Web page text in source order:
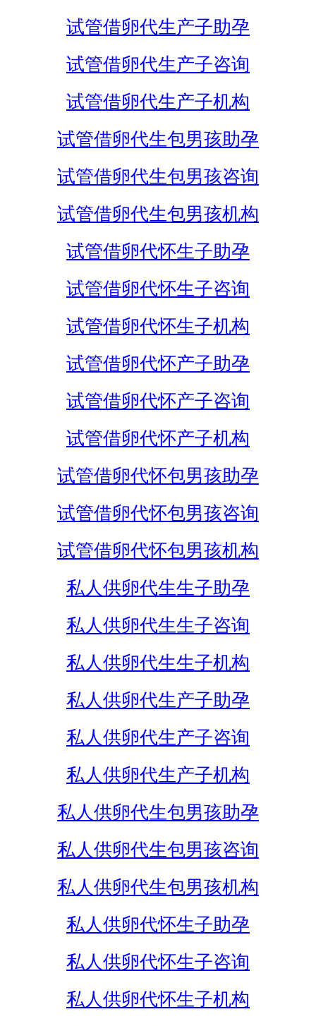
试管借卵代生产子助孕
试管借卵代生产子咨询
试管借卵代生产子机构
试管借卵代生包男孩助孕
试管借卵代生包男孩咨询
试管借卵代生包男孩机构
试管借卵代怀生子助孕
试管借卵代怀生子咨询
试管借卵代怀生子机构
试管借卵代怀产子助孕
试管借卵代怀产子咨询
试管借卵代怀产子机构
试管借卵代怀包男孩助孕
试管借卵代怀包男孩咨询
试管借卵代怀包男孩机构
私人供卵代生生子助孕
私人供卵代生生子咨询
私人供卵代生生子机构
私人供卵代生产子助孕
私人供卵代生产子咨询
私人供卵代生产子机构
私人供卵代生包男孩助孕
私人供卵代生包男孩咨询
私人供卵代生包男孩机构
私人供卵代怀生子助孕
私人供卵代怀生子咨询
私人供卵代怀生子机构